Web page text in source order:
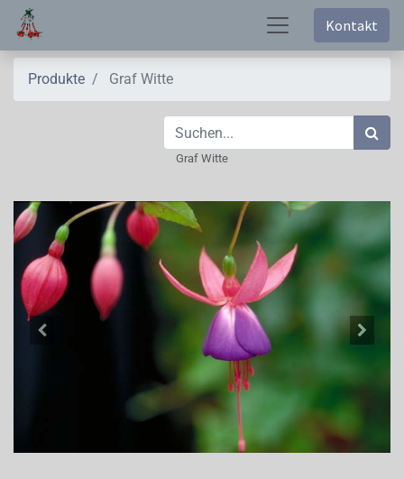
Kontakt
Produkte Graf Witte
Graf Witte